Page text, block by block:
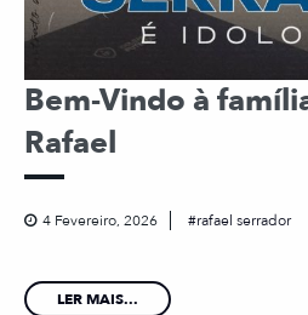
Bem-Vindo à
Rafael
4 Fevereiro, 2026 rafael serrador
LER MAIS...